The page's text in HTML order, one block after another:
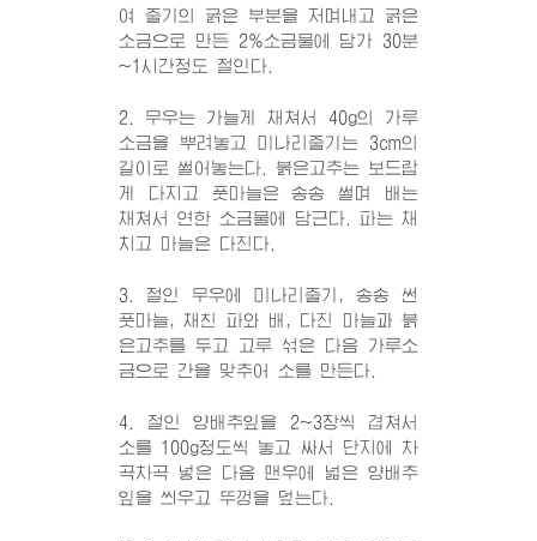
여 줄기의 굵은 부분을 저며내고 굵은
소금으로 만든 2%소금물에 담가 30분
~1시간정도 절인다.
2. 무우는 가늘게 채쳐서 40g의 가루
소금을 뿌려놓고 미나리줄기는 3cm의
길이로 썰어놓는다. 붉은고추는 보드랍
게 다지고 풋마늘은 송송 썰며 배는
채쳐서 연한 소금물에 담근다. 파는 채
치고 마늘은 다진다.
3. 절인 무우에 미나리줄기, 송송 썬
풋마늘, 채친 파와 배, 다진 마늘과 붉
은고추를 두고 고루 섞은 다음 가루소
금으로 간을 맞추어 소를 만든다.
4. 절인 양배추잎을 2~3장씩 겹쳐서
소를 100g정도씩 놓고 싸서 단지에 차
곡차곡 넣은 다음 맨우에 넓은 양배추
잎을 씌우고 뚜껑을 덮는다.